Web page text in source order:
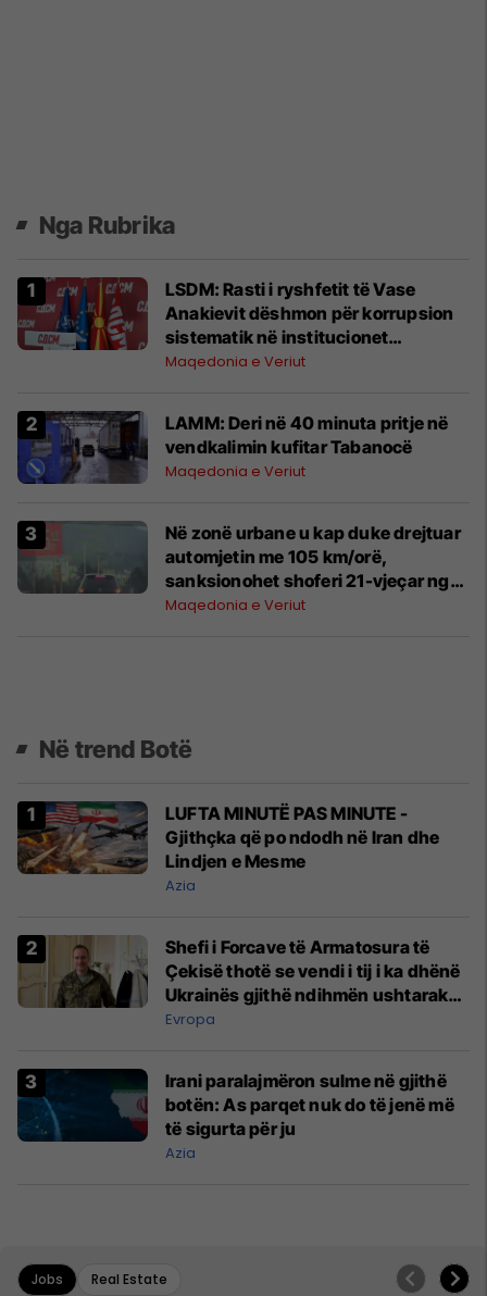
Nga Rubrika
LSDM: Rasti i ryshfetit të Vase
Anakievit dëshmon për korrupsion
sistematik në institucionet
shtetërore
Maqedonia e Veriut
LAMM: Deri në 40 minuta pritje në
vendkalimin kufitar Tabanocë
Maqedonia e Veriut
Në zonë urbane u kap duke drejtuar
automjetin me 105 km/orë,
sanksionohet shoferi 21-vjeçar nga
Shtipi
Maqedonia e Veriut
Në trend Botë
LUFTA MINUTË PAS MINUTE -
Gjithçka që po ndodh në Iran dhe
Lindjen e Mesme
Azia
Shefi i Forcave të Armatosura të
Çekisë thotë se vendi i tij i ka dhënë
Ukrainës gjithë ndihmën ushtarake
që mundi
Evropa
Irani paralajmëron sulme në gjithë
botën: As parqet nuk do të jenë më
të sigurta për ju
Azia
Jobs Real Estate